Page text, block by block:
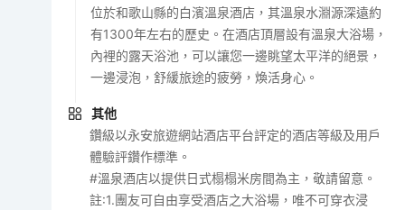
位於和歌山縣的白濱溫泉酒店，其溫泉水淵源深遠約
有1300年左右的歷史。在酒店頂層設有溫泉大浴場，
內裡的露天浴池，可以讓您一邊眺望太平洋的絕景，
一邊浸泡，舒緩旅途的疲勞，煥活身心。
其他
鑽級以永安旅遊網站酒店平台評定的酒店等級及用戶
體驗評鑽作標準。
#溫泉酒店以提供日式榻榻米房間為主，敬請留意。
註:1.團友可自由享受酒店之大浴場，唯不可穿衣浸